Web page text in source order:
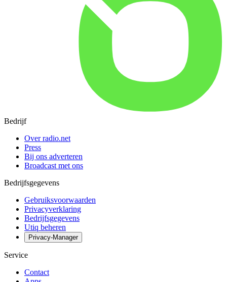
Bedrijf
Over radio.net
Press
Bij ons adverteren
Broadcast met ons
Bedrijfsgegevens
Gebruiksvoorwaarden
Privacyverklaring
Bedrijfsgegevens
Utiq beheren
Privacy-Manager
Service
Contact